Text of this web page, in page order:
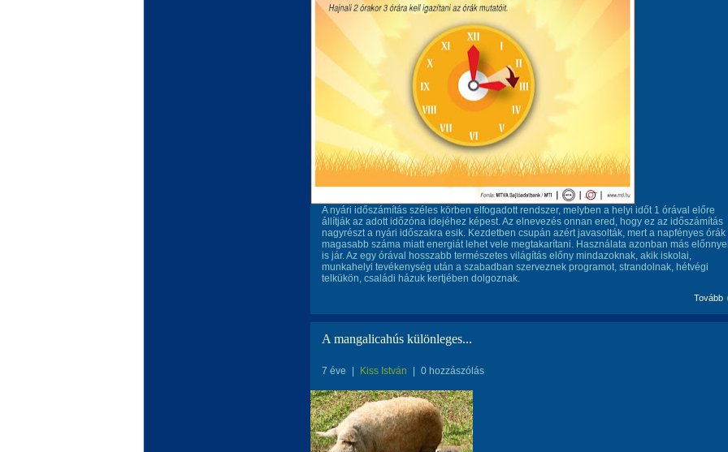
A nyári időszámítás széles körben elfogadott rendszer, melyben a helyi időt 1 órával előre
állítják az adott időzóna idejéhez képest. Az elnevezés onnan ered, hogy ez az időszámítás
nagyrészt a nyári időszakra esik. Kezdetben csupán azért javasolták, mert a napfényes órák
magasabb száma miatt energiát lehet vele megtakarítani. Használata azonban más
is jár. Az egy órával hosszabb természetes világítás előny mindazoknak, akik iskolai,
munkahelyi tevékenység után a szabadban szerveznek programot, strandolnak, hétvégi
telkükön, családi házuk kertjében dolgoznak.
Tovább
A mangalicahús különleges...
7 éve Kiss István 0 hozzászólás